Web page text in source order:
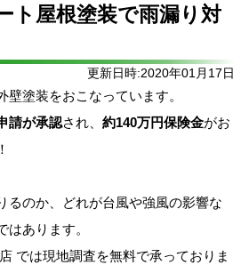
ト屋根塗装で雨漏り対
更新日時:2020年01月17日
塗装をおこなっています。
請が承認され、 約140万円保険金がお
るのか、どれが台風や強風の影響な
あります。
では現地調査を無料で承っておりま